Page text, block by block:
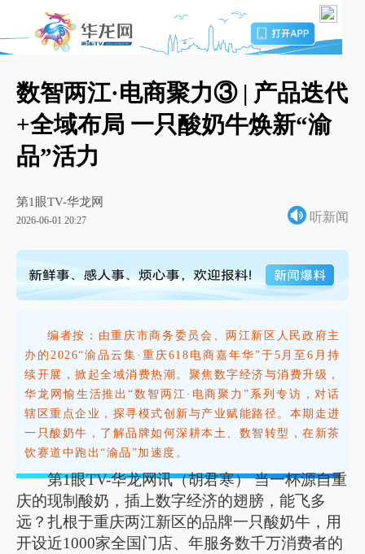
数智两江·电商聚力③ | 产品迭代
+全域布局 一只酸奶牛焕新“渝
品”活力
第1眼TV-华龙网
2026-06-01 20:27 听新闻
编者按：由重庆市商务委员会、两江新区人民政府主
办的2026“渝品云集·重庆618电商嘉年华”于5月至6月持
续开展，掀起全域消费热潮。聚焦数字经济与消费升级，
华龙网愉生活推出“数智两江·电商聚力”系列专访，对话
辖区重点企业，探寻模式创新与产业赋能路径。本期走进
一只酸奶牛，了解品牌如何深耕本土、数智转型，在新茶
饮赛道中跑出“渝品”加速度。
第1眼TV-华龙网讯（胡君寒） 当一杯源自重
庆的现制酸奶，插上数字经济的翅膀，能飞多
远？扎根于重庆两江新区的品牌一只酸奶牛，用
开设近1000家全国门店、年服务数千万消费者的